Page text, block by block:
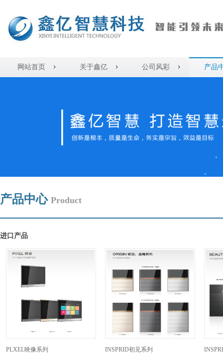
网站首页 关于鑫亿 公司风彩 产品
产品中心 Product
进口产品
PLXEL映像系列 INSPRID初见系列